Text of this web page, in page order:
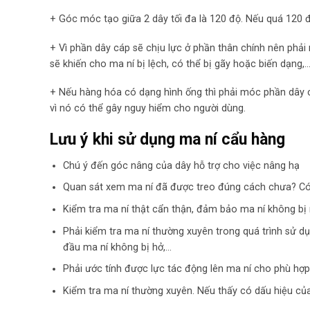
+ Góc móc tạo giữa 2 dây tối đa là 120 độ. Nếu quá
+ Vì phần dây cáp sẽ chịu lực ở phần thân chính nên
sẽ khiến cho ma ní bị lệch, có thể bị gãy hoặc biến dạng,…
+ Nếu hàng hóa có dạng hình ống thì phải móc phần
vì nó có thể gây nguy hiểm cho người dùng.
Lưu ý khi sử dụng ma ní cẩu hàng
Chú ý đến góc nâng của dây hỗ trợ cho việc nâng hạ
Quan sát xem ma ní đã được treo đúng cách chưa?
Kiểm tra ma ní thật cẩn thận, đảm bảo ma ní không
Phải kiểm tra ma ní thường xuyên trong quá trình sử
đầu ma ní không bị hở,…
Phải ước tính được lực tác động lên ma ní cho phù
Kiểm tra ma ní thường xuyên. Nếu thấy có dấu hiệu